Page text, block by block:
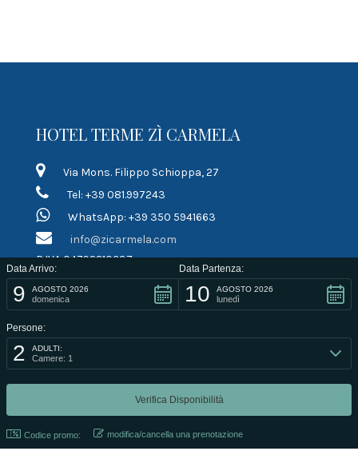
HOTEL TERME ZÌ CARMELA
Via Mons. Filippo Schioppa, 27
Tel: +39 081.997243
WhatsApp: +39 350 5941663
info@zicarmela.com
P.IVA 04792210637
LINK RAPIDI
Termini di contratto
Informativa sulla privacy
Informativa sui cookie
PARTNER
Data Arrivo:
9 AGOSTO 2026
domenica
Data Partenza:
10 AGOSTO 2026
lunedì
Persone:
2 ADULTI:
Camere: 1
Codice promo: modifica/cancella una prenotazione